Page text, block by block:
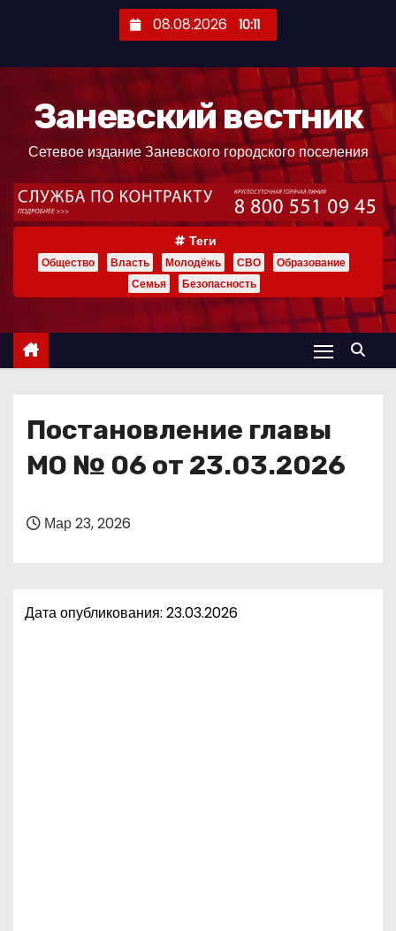
ж
08.08.2026 10:11
Заневский вестник
Сетевое издание Заневского городского поселения
Теги
Общество Власть Молодёжь СВО
Образование
Семья
Безопасность
Постановление главы
МО № 06 от 23.03.2026
Мар 23, 2026
Дата опубликования: 23.03.2026